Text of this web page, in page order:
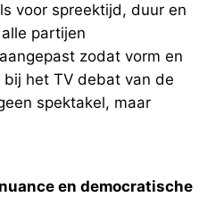
voor spreektijd, duur en
partijen
zodat vorm en
het TV debat van de
spektakel, maar
en democratische